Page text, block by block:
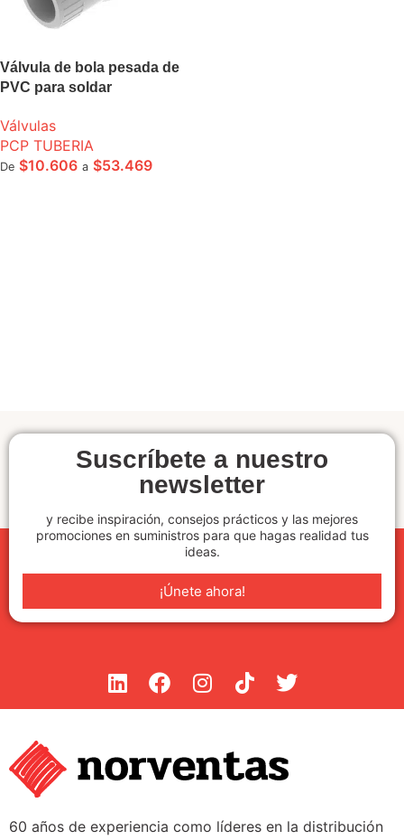
Válvula de bola pesada de
PVC para soldar
Válvulas
PCP TUBERIA
De $10.606 a $53.469
Suscríbete a nuestro
newsletter
y recibe inspiración, consejos prácticos y las mejores
promociones en suministros para que hagas realidad tus
ideas.
¡Únete ahora!
60 años de experiencia como líderes en la distribución